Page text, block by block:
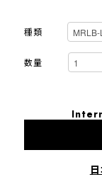
種類
数量